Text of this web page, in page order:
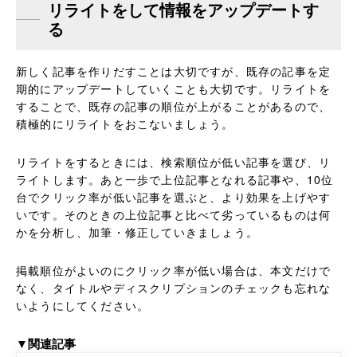
リライトをして情報をアップデートす
る
新しく記事を作りだすことは大切ですが、既存の記事を定
期的にアップデートしていくことも大切です。リライトを
することで、既存の記事の順位が上がることがあるので、
積極的にリライトをおこないましょう。
リライトをするときには、検索順位が低い記事を選び、リ
ライトします。あと一歩で上位記事となれる記事や、10位
台でクリック率が低い記事を選ぶと、より効果を上げやす
いです。そのときの上位記事と比べて劣っているものは何
かを分析し、加筆・修正していきましょう。
掲載順位がよいのにクリック率が低い場合は、本文だけで
なく、タイトルやディスクリプションのチェックも忘れな
いようにしてください。
▼関連記事